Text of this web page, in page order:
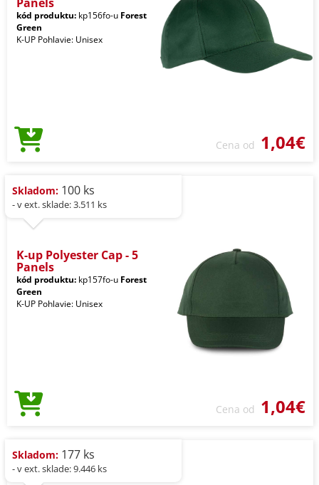
kód produktu: kp156fo-u Forest
Green
K-UP Pohlavie: Unisex
Cena od 1,04€
Skladom: 100 ks
- v ext. sklade: 3.511 ks
K-up Polyester Cap - 5
Panels
kód produktu: kp157fo-u Forest
Green
K-UP Pohlavie: Unisex
Cena od 1,04€
Skladom: 177 ks
- v ext. sklade: 9.446 ks